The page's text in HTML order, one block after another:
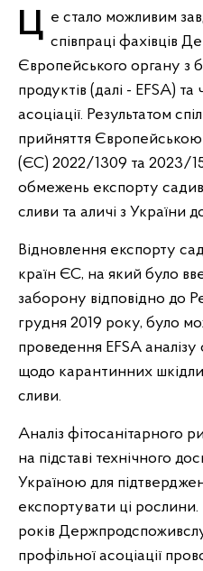
Це стало можливим завдяки злагодженій співпраці фахівців
Європейського органу з
продуктів (далі - EFSA) та
асоціації. Результатом
прийняття Європейською
(ЄС) 2022/1309 та 2023/
обмежень експорту
сливи та аличі з України
Відновлення експорту
країн ЄС, на який було
заборону відповідно до
грудня 2019 року, було
проведення EFSA
щодо карантинних
сливи.
Аналіз фітосанітарного
на підставі технічного
Україною для
експортувати ці
років
профільної асоціації